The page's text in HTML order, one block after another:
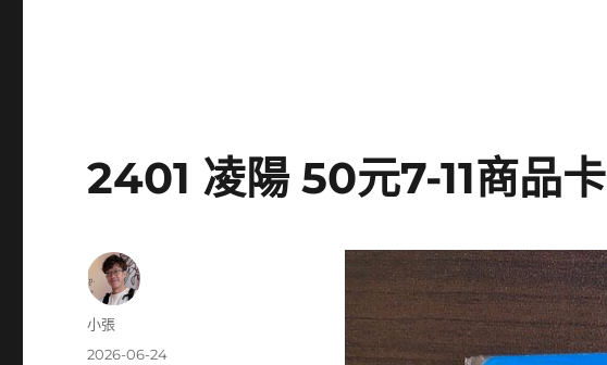
2401 凌陽 50元7-11商品卡
作
小張
發
2026-06-24